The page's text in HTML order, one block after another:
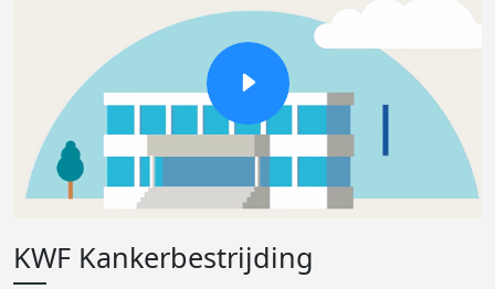
KWF Kankerbestrijding